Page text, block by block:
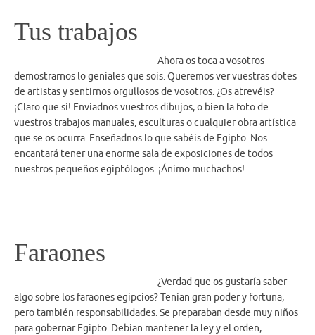
Tus trabajos
Ahora os toca a vosotros
demostrarnos lo geniales que sois. Queremos ver vuestras dotes
de artistas y sentirnos orgullosos de vosotros. ¿Os atrevéis?
¡Claro que sí! Enviadnos vuestros dibujos, o bien la foto de
vuestros trabajos manuales, esculturas o cualquier obra artística
que se os ocurra. Enseñadnos lo que sabéis de Egipto. Nos
encantará tener una enorme sala de exposiciones de todos
nuestros pequeños egiptólogos. ¡Ánimo muchachos!
Faraones
¿Verdad que os gustaría saber
algo sobre los faraones egipcios? Tenían gran poder y fortuna,
pero también responsabilidades. Se preparaban desde muy niños
para gobernar Egipto. Debían mantener la ley y el orden,